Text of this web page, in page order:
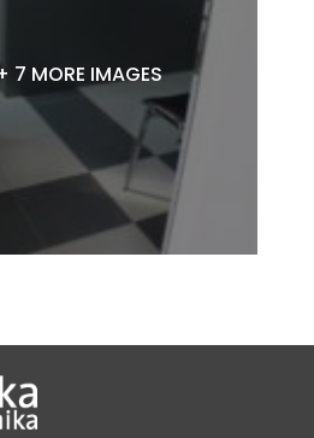
7 MORE IMAGES